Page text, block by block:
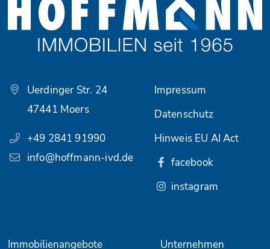
Uerdinger Str. 24
47441 Moers
+49 2841 91990
info@hoffmann-ivd.de
Immobilienangebote Unternehmen
Impressum
Datenschutz
Hinweis EU AI Act
facebook
instagram